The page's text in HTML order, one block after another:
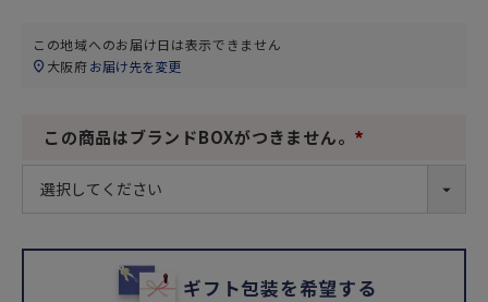
この地域へのお届け日は表示できません
大阪府お届け先を変更
この商品はブランドBOXがつきません。
ギフト包装を希望する